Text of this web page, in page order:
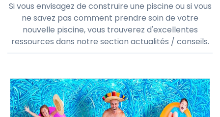
Si vous envisagez de construire une piscine ou si vous
ne savez pas comment prendre soin de votre
nouvelle piscine, vous trouverez d'excellentes
ressources dans notre section actualités / conseils.